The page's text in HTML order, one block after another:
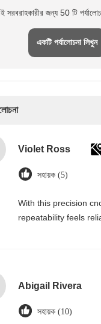
সরবরাহকারীর জন্য 50 টি
একটি পর্যালোচনা লিখুন
Violet Ross
সহায়ক (5)
With this precision
repeatability feels
Abigail Rivera
সহায়ক (10)